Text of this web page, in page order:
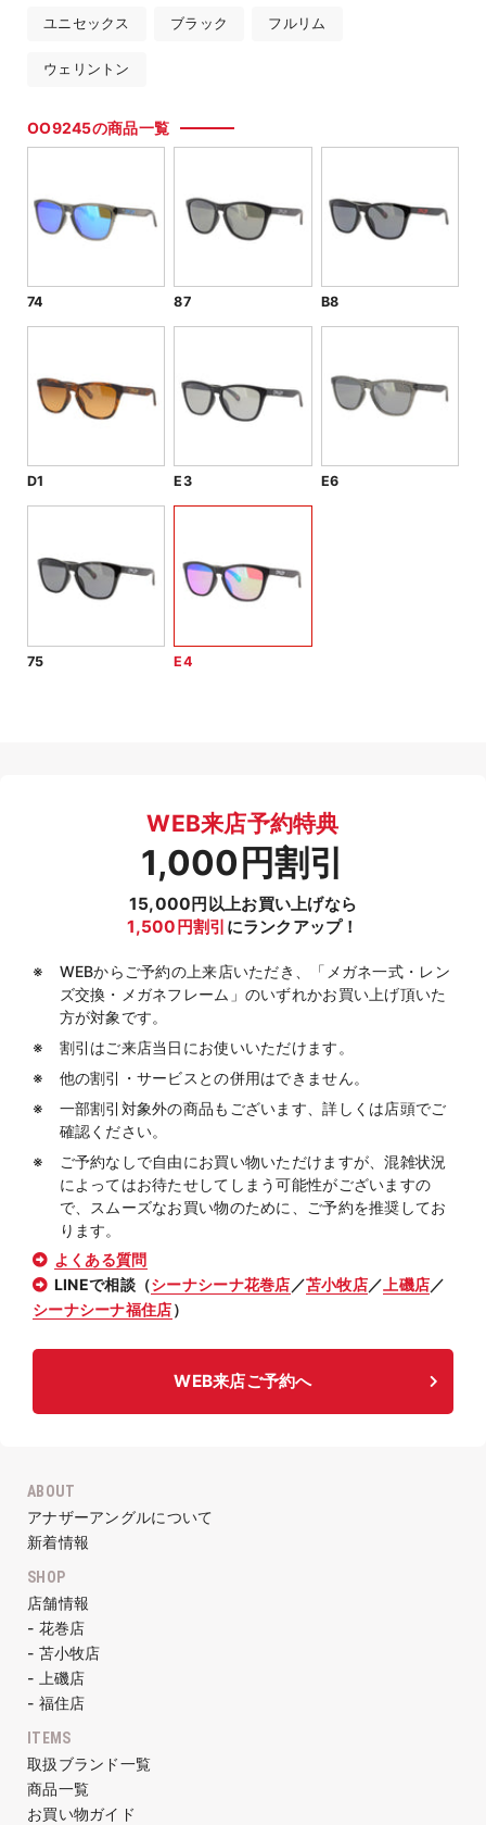
ユニセックス ブラック フルリム
ウェリントン
OO9245の商品一覧
74 87 B8
D1 E3 E6
75 E4
WEB来店予約特典
1,000円割引
15,000円以上お買い上げなら
1,500円割引 にランクアップ！
WEBからご予約の上来店いただき、「メガネ一式・レン
ズ交換・メガネフレーム」のいずれかお買い上げ頂いた
方が対象です。
割引はご来店当日にお使いいただけます。
他の割引・サービスとの併用はできません。
一部割引対象外の商品もございます、詳しくは店頭でご
確認ください。
ご予約なしで自由にお買い物いただけますが、混雑状況
によってはお待たせしてしまう可能性がございますの
で、スムーズなお買い物のために、ご予約を推奨してお
ります。
よくある質問
LINEで相談（シーナシーナ花巻店 ／苫小牧店／ 上磯店／
シーナシーナ福住店）
WEB来店ご予約へ
ABOUT
アナザーアングルについて
新着情報
SHOP
店舗情報
- 花巻店
- 苫小牧店
- 上磯店
- 福住店
ITEMS
取扱ブランド一覧
商品一覧
お買い物ガイド